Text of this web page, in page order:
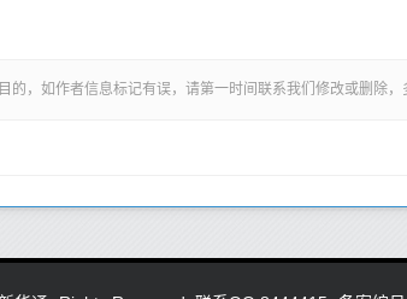
，如作者信息标记有误，请第一时间联系我们修改或删除，